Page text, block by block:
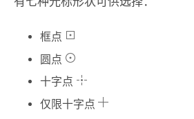
框点
圆点
十字点
仅限十字点